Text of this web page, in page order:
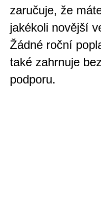
zaručuje, že
jakékoli novější
Žádné roční
také zahrnuje
podporu.